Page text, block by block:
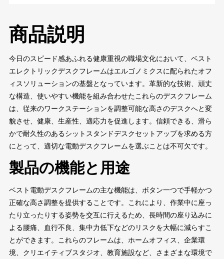
商品説明
今日のスピード感あふれる健康重視の職場文化において、ベスト
エレクトリックデスクフレームはエルゴノミクスに配られたオフ
ィスソリューションの基盤となっています。革新的な技術、頑丈
な構造、使いやすい機能を組み合わせたこれらのデスクフレーム
は、従来のワークステーションを調整可能な高さのデスクへと変
貌させ、健康、生産性、適応力を促進します。信頼できる、滑ら
かで耐久性のあるシットスタンドデスクセットアップを求める方
にとって、適切な電動デスクフレームを選ぶことは不可欠です。
製品の機能と用途
ベスト電動デスクフレームの主な機能は、ボタン一つで手軽かつ
正確な高さ調整を提供することです。これにより、作業中に座っ
たり立ったりする姿勢を交互に行えるため、長時間の座り込みに
よる腰痛、血行不良、集中力低下などのリスクを大幅に減らすこ
とができます。これらのフレームは、ホームオフィス、企業環
境、クリエイティブスタジオ、教育施設など、さまざまな環境で